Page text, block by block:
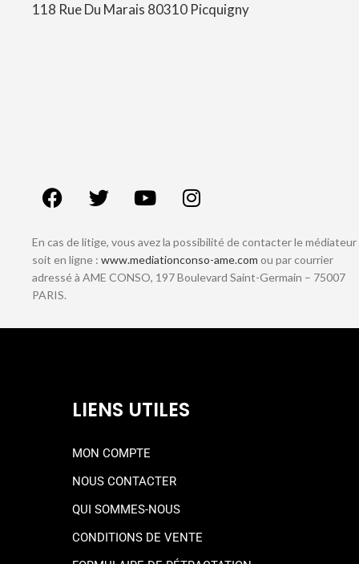
118 Rue Du Marais 80310 Picquigny
En cas de litige, vous avez la possibilité de contacter le médiateur
soit en ligne : www.mediationconso-ame.com ou par courrier
adressé à AME CONSO, 197 Boulevard Saint-Germain – 75007
PARIS.
LIENS UTILES
MON COMPTE
NOUS CONTACTER
QUI SOMMES-NOUS
CONDITIONS DE VENTE